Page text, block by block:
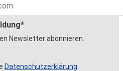
Newsletter abonnieren.
Datenschutzerklärung